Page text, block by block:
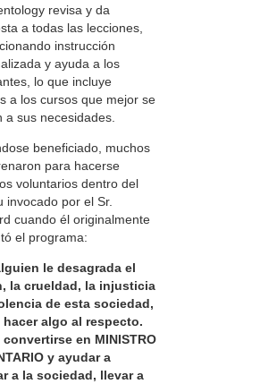
revisa y da
a todas las lecciones,
instrucción
y ayuda a los
lo que incluye
a los cursos que mejor se
a sus necesidades.
beneficiado, muchos
para hacerse
voluntarios dentro del
invocado por el Sr.
cuando él originalmente
el programa:
le desagrada el
la crueldad, la injusticia
de esta sociedad,
hacer algo al respecto.
convertirse en MINISTRO
y ayudar a
a la sociedad, llevar a